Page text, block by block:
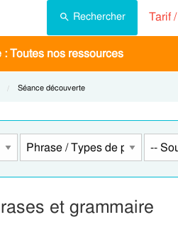
Rechercher Tarif /
Toutes nos ressources
Current:
Séance découverte
et grammaire